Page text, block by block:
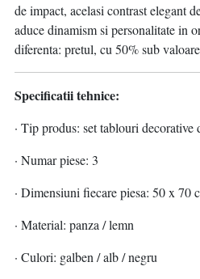
de impact, acelasi contrast elegant
aduce dinamism si personalitate in
diferenta: pretul, cu 50% sub
Specificatii tehnice:
· Tip produs: set tablouri decorative
· Numar piese: 3
· Dimensiuni fiecare piesa: 50 x 70
· Material: panza / lemn
· Culori: galben / alb / negru